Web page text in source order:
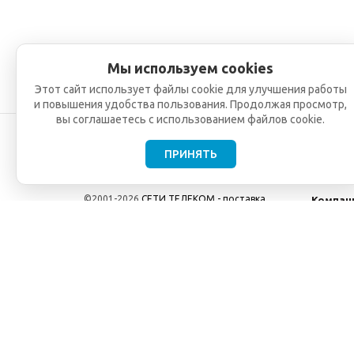
©2001-2026 СЕТИ ТЕЛЕКОМ - поставка,
Мы используем cookies
Этот сайт использует файлы cookie для улучшения работы
и повышения удобства пользования. Продолжая просмотр,
вы соглашаетесь с использованием файлов cookie.
ПРИНЯТЬ